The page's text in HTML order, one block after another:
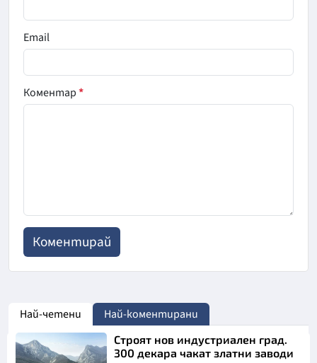
Email
Коментар*
Най-четени Най-коментирани
Строят нов индустриален град.
300 декара чакат златни заводи